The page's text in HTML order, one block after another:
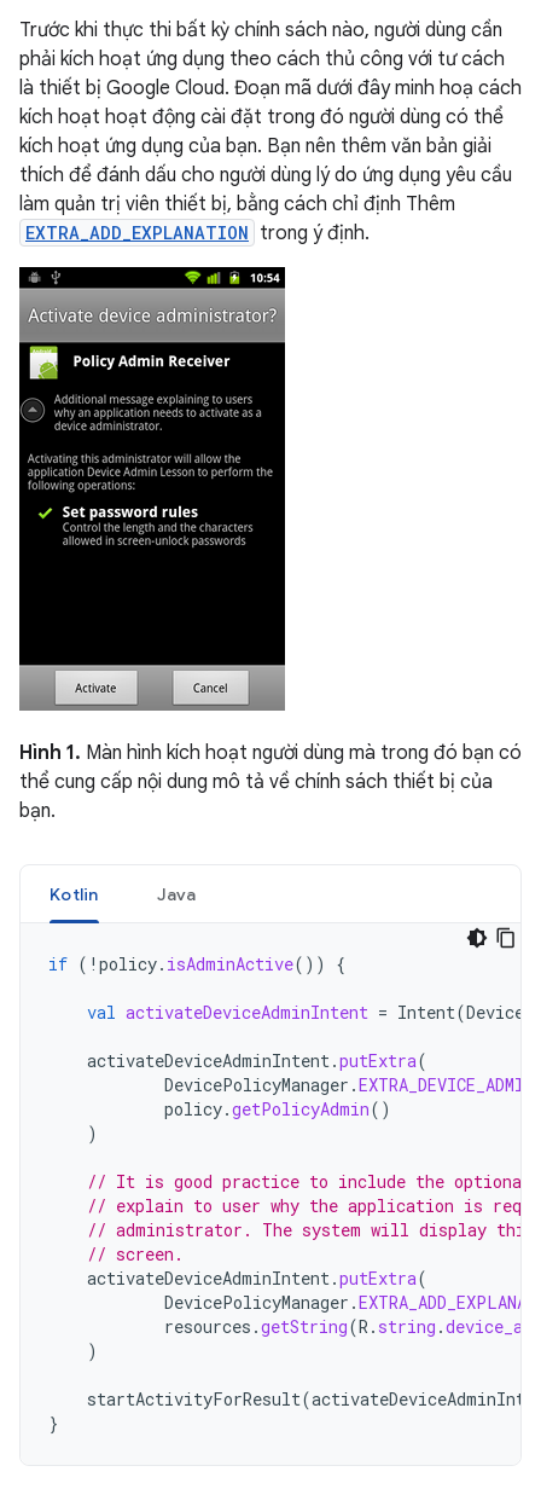
Trước khi thực thi bất kỳ chính sách nào, người dùng cần
phải kích hoạt ứng dụng theo cách thủ công với tư cách
là thiết bị Google Cloud. Đoạn mã dưới đây minh hoạ cách
kích hoạt hoạt động cài đặt trong đó người dùng có thể
kích hoạt ứng dụng của bạn. Bạn nên thêm văn bản giải
thích để đánh dấu cho người dùng lý do ứng dụng yêu cầu
làm quản trị viên thiết bị, bằng cách chỉ định Thêm
EXTRA_ADD_EXPLANATION trong ý định.
Hình 1. Màn hình kích hoạt người dùng mà trong đó bạn có
thể cung cấp nội dung mô tả về chính sách thiết bị của
bạn.
Kotlin Java
if ( ! policy. isAdminActive()) {
val activateDeviceAdminIntent = Intent(
activateDeviceAdminIntent.putExtra(
DevicePolicyManager .EXTRA_DEVICE_ADMIN
policy.getPolicyAdmin()
)
// It is good practice to include the optional
// explain to user why the application is
// administrator. The system will display this
// screen.
activateDeviceAdminIntent.putExtra(
DevicePolicyManager .
resources .getString(R . string .
)
startActivityForResult(
}